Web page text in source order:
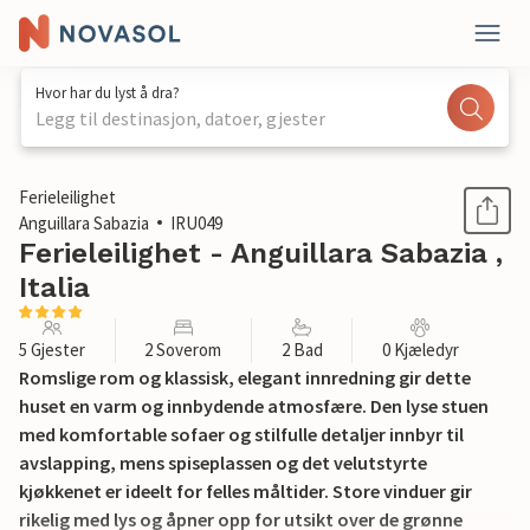
Hvor har du lyst å dra?
Legg til destinasjon, datoer, gjester
1 / 25
Ferieleilighet
Anguillara Sabazia
IRU049
Ferieleilighet - Anguillara Sabazia ,
Italia
5 Gjester 2 Soverom 2 Bad 0 Kjæledyr
Romslige rom og klassisk, elegant innredning gir dette
huset en varm og innbydende atmosfære. Den lyse stuen
med komfortable sofaer og stilfulle detaljer innbyr til
avslapping, mens spiseplassen og det velutstyrte
kjøkkenet er ideelt for felles måltider. Store vinduer gir
rikelig med lys og åpner opp for utsikt over de grønne